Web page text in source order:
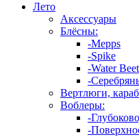
Лето
Аксессуары
Блёсны:
-Mepps
-Spike
-Water
-
Вертлюги,
Воблеры:
-
-